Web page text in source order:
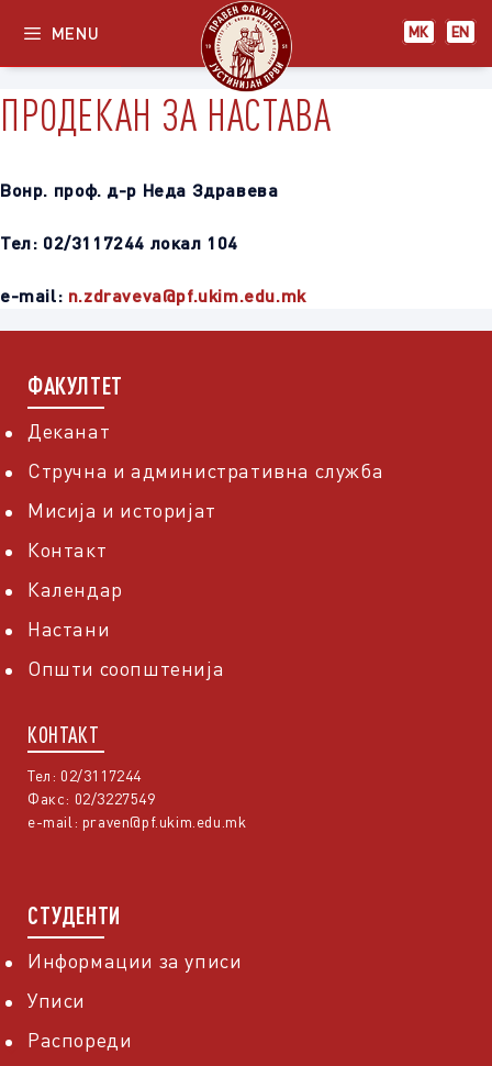
content
МК EN
MENU
ПРОДЕКАН ЗА НАСТАВА
Вонр. проф. д-р Неда Здравева
Тел: 02/3117244 локал 104
e-mail: n.zdraveva@pf.ukim.edu.mk
ФАКУЛТЕТ
Деканат
Стручна и административна служба
Мисија и историјат
Контакт
Календар
Настани
Општи соопштенија
КОНТАКТ
Тел: 02/3117244
Факс: 02/3227549
e-mail: praven@pf.ukim.edu.mk
СТУДЕНТИ
Информации за уписи
Уписи
Распореди